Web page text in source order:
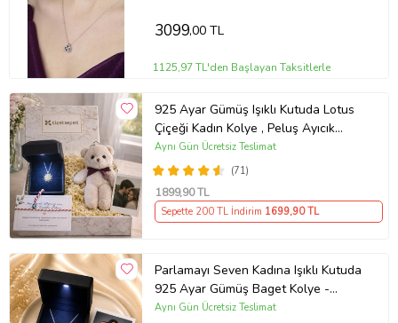
3099,00 TL
1125,97 TL'den Başlayan Taksitlerle
925 Ayar Gümüş Işıklı Kutuda Lotus
Çiçeği Kadın Kolye , Peluş Ayıcık
Anahtarlık Marteniçka Bileklik,
Polaroid Fotoğraf Hediye
(71)
Aynı Gün Ücretsiz Teslimat
1899,90 TL
Sepette 200 TL İndirim 1699,90 TL
Parlamayı Seven Kadına Işıklı Kutuda
925 Ayar Gümüş Baget Kolye -
Kişiye Özel Fotoğraf Hediye
Aynı Gün Ücretsiz Teslimat